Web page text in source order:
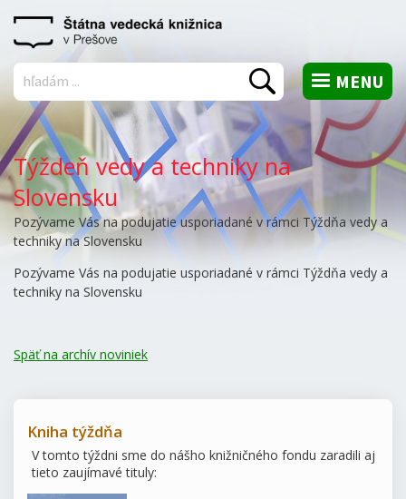
MENU
Vyhľadať
Týždeň vedy a techniky na
Slovensku
Pozývame Vás na podujatie usporiadané v rámci Týždňa vedy a
techniky na Slovensku
Pozývame Vás na podujatie usporiadané v rámci Týždňa vedy a
techniky na Slovensku
Späť na archív noviniek
Kniha týždňa
V tomto týždni sme do nášho knižničného fondu zaradili aj
tieto zaujímavé tituly: